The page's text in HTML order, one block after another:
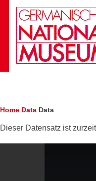
Skip to main content
Breadcrumb
Home Data Data
Dieser Datensatz ist